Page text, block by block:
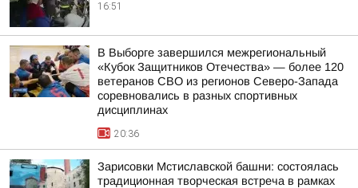
16:51
В Выборге завершился межрегиональный
«Кубок Защитников Отечества» — более 120
ветеранов СВО из регионов Северо-Запада
соревновались в разных спортивных
дисциплинах
20:36
Зарисовки Мстиславской башни: состоялась
традиционная творческая встреча в рамках